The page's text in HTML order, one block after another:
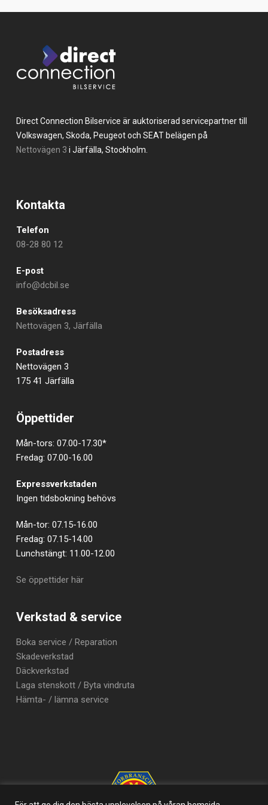
Direct Connection Bilservice är auktoriserad servicepartner till
Volkswagen, Skoda, Peugeot och SEAT belägen på
Nettovägen 3 i Järfälla, Stockholm.
Kontakta
Telefon
08-28 80 12
E-post
info@dcbil.se
Besöksadress
Nettovägen 3, Järfälla
Postadress
Nettovägen 3
175 41 Järfälla
Öppettider
Mån-tors: 07.00-17.30*
Fredag: 07.00-16.00
Expressverkstaden
Ingen tidsbokning behövs
Mån-tor: 07.15-16.00
Fredag: 07.15-14.00
Lunchstängt: 11.00-12.00
Se öppettider här
Verkstad & service
Boka service / Reparation
Skadeverkstad
Däckverkstad
Laga stenskott / Byta vindruta
Hämta- / lämna service